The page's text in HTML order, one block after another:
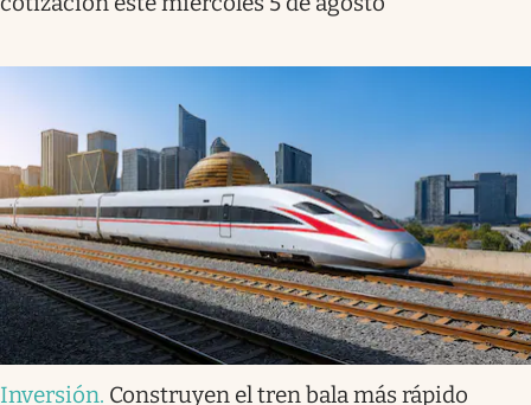
Inversión. Construyen el tren bala más rápido